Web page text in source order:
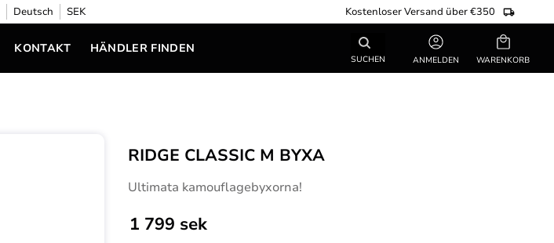
Deutsch SEK Kostenloser Versand über €350
SUCHEN
KONTAKT HÄNDLER FINDEN
ANMELDEN
Warenkorb
RIDGE CLASSIC M BYXA
Ultimata kamouflagebyxorna!
1 799 sek